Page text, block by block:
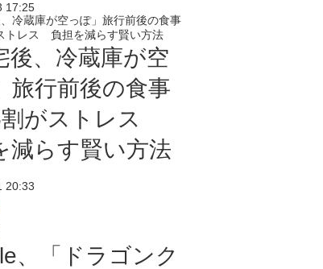
17:25
後、冷蔵庫が空
旅行前後の食事
割がストレス
減らす賢い方法
20:33
、「ドラゴンク